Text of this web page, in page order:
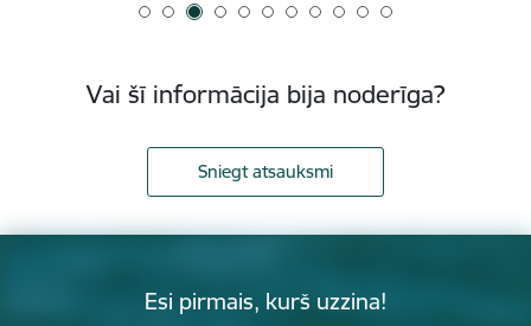
Vai šī informācija bija noderīga?
Sniegt atsauksmi
Esi pirmais, kurš uzzina!